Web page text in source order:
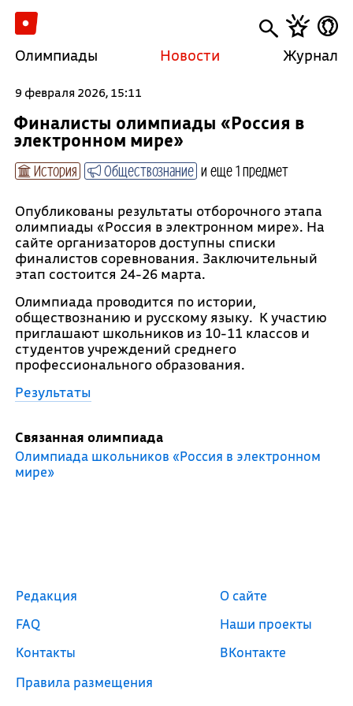
Олимпиады Новости Журнал
9 февраля 2026, 15:11
Финалисты олимпиады «Россия в
электронном мире»
История Обществознание и еще 1 предмет
Опубликованы результаты отборочного этапа
олимпиады «Россия в электронном мире». На
сайте организаторов доступны списки
финалистов соревнования. Заключительный
этап состоится 24-26 марта.
Олимпиада проводится по истории,
обществознанию и русскому языку. К участию
приглашают школьников из 10-11 классов и
студентов учреждений среднего
профессионального образования.
Результаты
Связанная олимпиада
Олимпиада школьников «Россия в электронном
мире»
Редакция
FAQ
Контакты
Правила размещения
О сайте
Наши проекты
ВКонтакте